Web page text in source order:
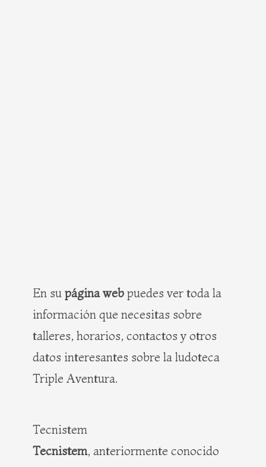
En su página web puedes ver toda la
información que necesitas sobre
talleres, horarios, contactos y otros
datos interesantes sobre la ludoteca
Triple Aventura.
Tecnistem
Tecnistem, anteriormente conocido